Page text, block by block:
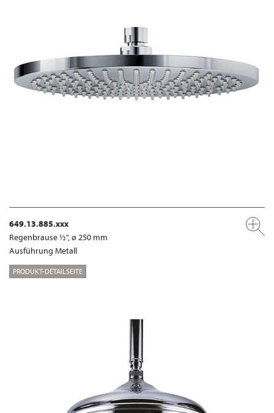
649.13.885.xxx
Regenbrause ½", ø 250 mm
Ausführung Metall
PRODUKT-DETAILSEITE